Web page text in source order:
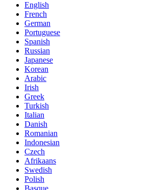
English
French
German
Portuguese
Spanish
Russian
Japanese
Korean
Arabic
Irish
Greek
Turkish
Italian
Danish
Romanian
Indonesian
Czech
Afrikaans
Swedish
Polish